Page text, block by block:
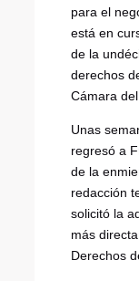
para el
está en
de la
derechos
Cámara
Unas
regresó a
de la
redacción
solicitó la
más
Derechos